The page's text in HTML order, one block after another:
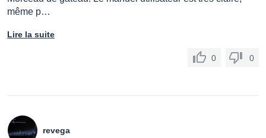
même p…
Lire la suite
0 0
revega